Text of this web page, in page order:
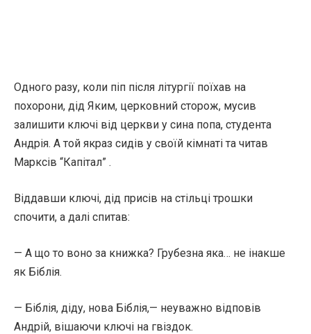
Одного разу, коли піп після літургії поїхав на
похорони, дід Яким, церковний сторож, мусив
залишити ключі від церкви у сина попа, студента
Андрія. А той якраз сидів у своїй кімнаті та читав
Марксів “Капітал” .
Віддавши ключі, дід присів на стільці трошки
спочити, а далі спитав:
— А що то воно за книжка? Грубезна яка… не інакше
як Біблія.
— Біблія, діду, нова Біблія,— неуважно відповів
Андрій, вішаючи ключі на гвіздок.